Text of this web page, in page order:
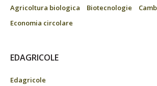
Agricoltura biologica
Biotecnologie
Economia circolare
EDAGRICOLE
Edagricole